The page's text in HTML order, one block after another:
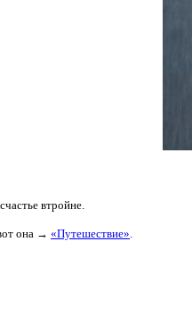
втройне.
она → «Путешествие».